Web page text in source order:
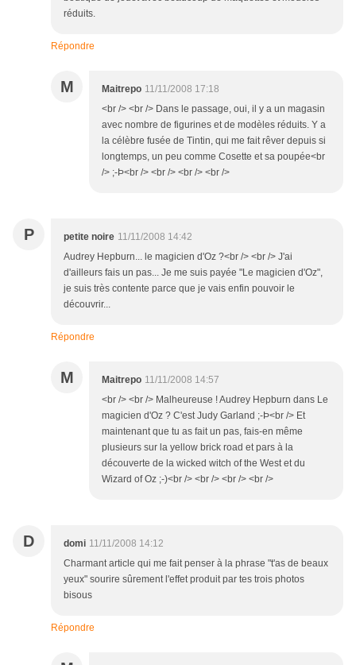
réduits.
Répondre
M Maitrepo 11/11/2008 17:18
<br /> <br /> Dans le passage, oui, il y a un magasin
avec nombre de figurines et de modèles réduits. Y a
la célèbre fusée de Tintin, qui me fait rêver depuis si
longtemps, un peu comme Cosette et sa poupée<br
/> ;-Þ<br /> <br /> <br /> <br />
P petite noire 11/11/2008 14:42
Audrey Hepburn... le magicien d'Oz ?<br /> <br /> J'ai
d'ailleurs fais un pas... Je me suis payée "Le magicien d'Oz",
je suis très contente parce que je vais enfin pouvoir le
découvrir...
Répondre
M Maitrepo 11/11/2008 14:57
<br /> <br /> Malheureuse ! Audrey Hepburn dans Le
magicien d'Oz ? C'est Judy Garland ;-Þ<br /> Et
maintenant que tu as fait un pas, fais-en même
plusieurs sur la yellow brick road et pars à la
découverte de la wicked witch of the West et du
Wizard of Oz ;-)<br /> <br /> <br /> <br />
D domi 11/11/2008 14:12
Charmant article qui me fait penser à la phrase "t'as de beaux
yeux" sourire sûrement l'effet produit par tes trois photos
bisous
Répondre